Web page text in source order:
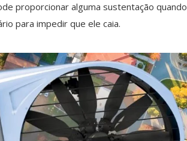
proporcionar alguma sustentação quando
para impedir que ele caia.